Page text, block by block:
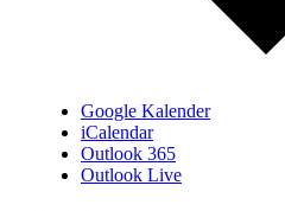
Google Kalender
iCalendar
Outlook 365
Outlook Live